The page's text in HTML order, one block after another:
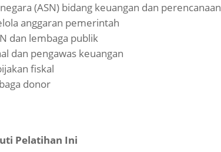
(ASN) bidang keuangan dan perencanaan
anggaran pemerintah
dan lembaga publik
dan pengawas keuangan
fiskal
donor
Pelatihan Ini